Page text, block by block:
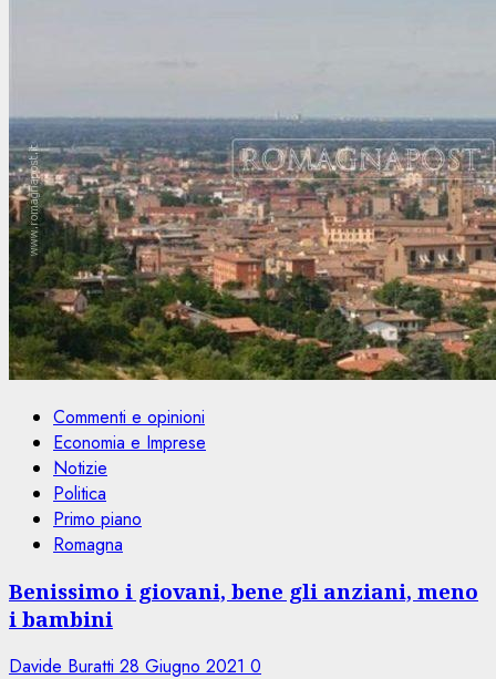
Commenti e opinioni
Economia e Imprese
Notizie
Politica
Primo piano
Romagna
Benissimo i giovani, bene gli anziani, meno
i bambini
Davide Buratti 28 Giugno 2021 0